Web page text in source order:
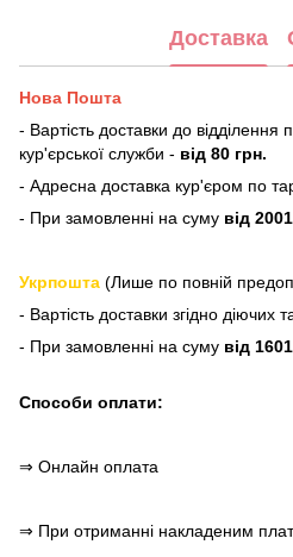
Доставка
Нова Пошта
- Вартість доставки до
кур'єрської служби - від 80 грн.
- Адресна доставка кур'єром по
- При замовленні на суму від
Укрпошта (Лише по повній
- Вартість доставки згідно діючих
- При замовленні на суму від
Способи оплати:
⇒ Онлайн оплата
⇒ При отриманні накладеним